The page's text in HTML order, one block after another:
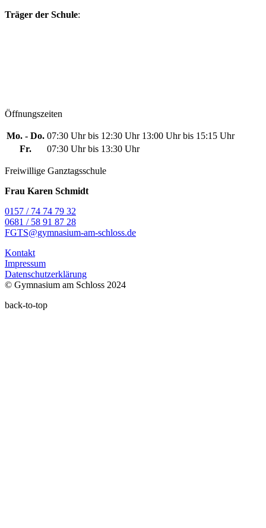
Träger der Schule:
Öffnungszeiten
Mo. - Do. 07:30 Uhr bis 12:30 Uhr 13:00 Uhr bis 15:15 Uhr
Fr.
07:30 Uhr bis 13:30 Uhr
Freiwillige Ganztagsschule
Frau Karen Schmidt
0157 / 74 74 79 32
0681 / 58 91 87 28
FGTS@gymnasium-am-schloss.de
Kontakt
Impressum
Datenschutzerklärung
© Gymnasium am Schloss 2024
back-to-top